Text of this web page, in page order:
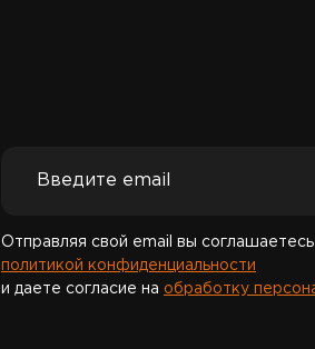
Отправляя свой email вы
политикой конфиденциальности
и даете согласие на обработку